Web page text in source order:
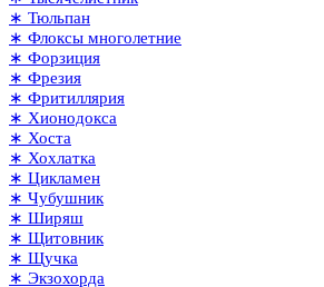
∗ Тюльпан
∗ Флоксы многолетние
∗ Форзиция
∗ Фрезия
∗ Фритиллярия
∗ Хионодокса
∗ Хоста
∗ Хохлатка
∗ Цикламен
∗ Чубушник
∗ Ширяш
∗ Щитовник
∗ Щучка
∗ Экзохорда